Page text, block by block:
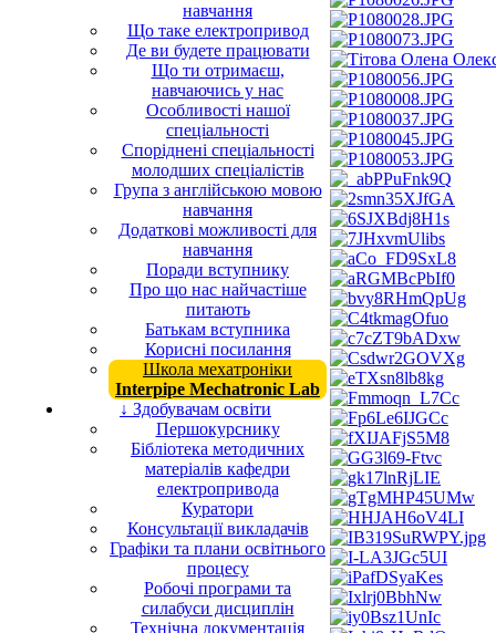
навчання
Що таке електропривод
Де ви будете працювати
Що ти отримаєш,
навчаючись у нас
Особливості нашої
спеціальності
Споріднені спеціальності
молодших спеціалістів
Група з англійською мовою
навчання
Додаткові можливості для
навчання
Поради вступнику
Про що нас найчастіше
питають
Батькам вступника
Корисні посилання
Школа мехатроніки
Interpipe Mechatronic Lab
↓ Здобувачам освіти
Першокурснику
Бібліотека методичних
матеріалів кафедри
електропривода
Куратори
Консультації викладачів
Графіки та плани освітнього
процесу
Робочі програми та
силабуси дисциплін
Технічна документація